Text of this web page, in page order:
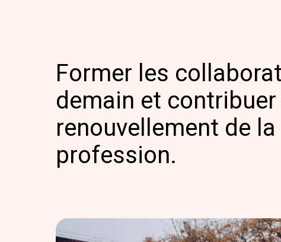
Former les
demain et contribuer
renouvellement de la
profession.